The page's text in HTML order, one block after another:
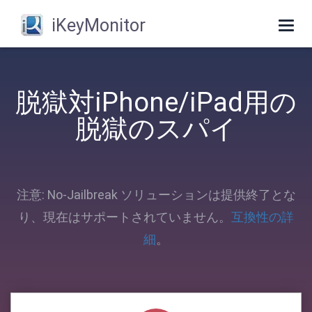
iKeyMonitor
脱獄対iPhone/iPad用の
脱獄のスパイ
注意: No-Jailbreak ソリューションは提供終了とな
り、現在はサポートされていません。 互換性の詳
細。